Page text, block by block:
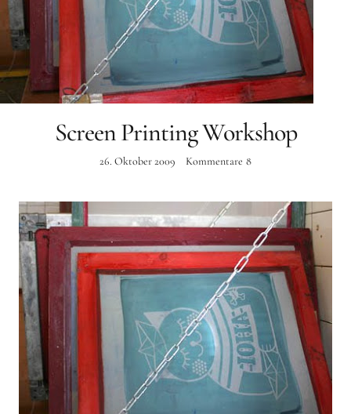
Instagram
Screen Printing Workshop
26. Oktober 2009 Kommentare 8